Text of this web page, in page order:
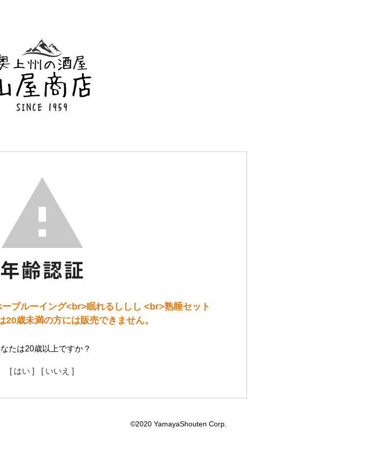
ブルーイング<br>眠れるししし <br>熟睡セット
歳未満の方には販売できません。
たは20歳以上ですか？
[ はい ] [ いいえ ]
©2020 YamayaShouten Corp.